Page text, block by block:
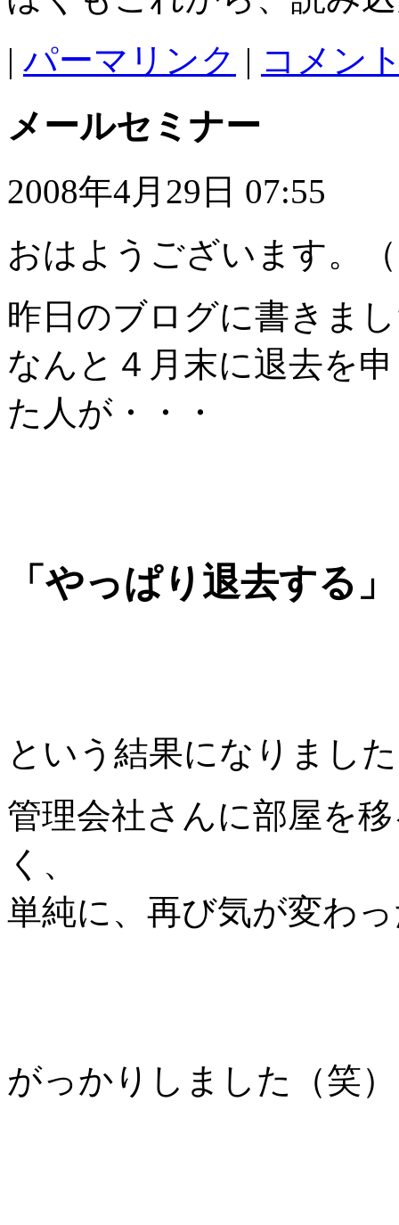
| パーマリンク | コメン
メールセミナー
2008年4月29日 07:55
おはようございます。
昨日のブログに書きま
なんと４月末に退去を
た人が・・・
「やっぱり退去する」
という結果になりまし
管理会社さんに部屋を
く、
単純に、再び気が変わ
がっかりしました（笑）